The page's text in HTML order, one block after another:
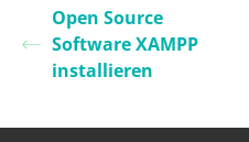
Open Source
Software XAMPP
installieren